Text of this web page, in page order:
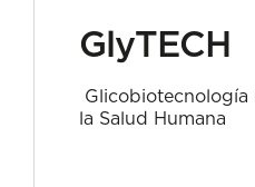
GlyTECH
Glicobiotecnología
la Salud Humana